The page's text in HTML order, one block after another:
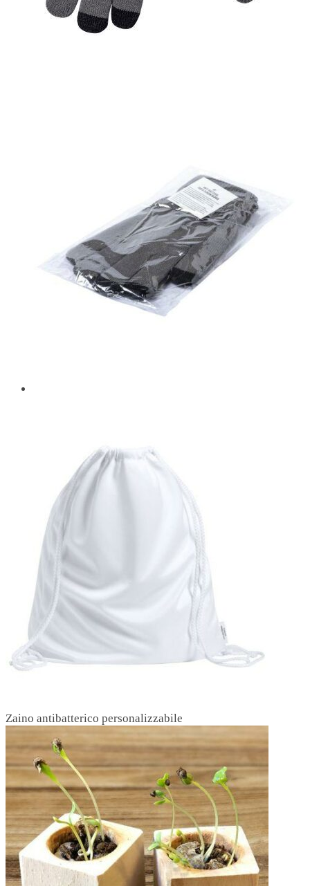
Zaino antibatterico personalizzabile